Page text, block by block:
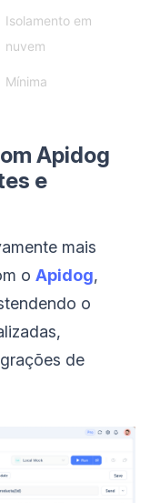
Isolamento em
nuvem
Mínima
Apidog
e
mais
o Apidog,
o
de